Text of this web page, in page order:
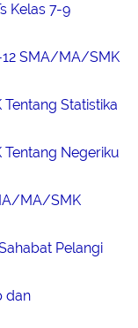
Kelas 7-9
12 SMA/MA/SMK
Statistika
Negeriku
MA/SMK
Pelangi
dan